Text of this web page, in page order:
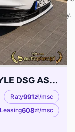
Seat Leon IV 1.0 TSI Mhew STYLE DSG ASO F VAT bezwypadkowy
Raty991zł/msc
Leasing608zł/msc